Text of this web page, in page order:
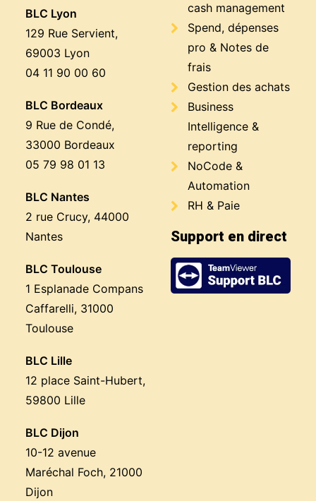
BLC Lyon
129 Rue Servient,
69003 Lyon
04 11 90 00 60
BLC Bordeaux
9 Rue de Condé,
33000 Bordeaux
05 79 98 01 13
BLC Nantes
2 rue Crucy, 44000
Nantes
BLC Toulouse
1 Esplanade Compans
Caffarelli, 31000
Toulouse
BLC Lille
12 place Saint-Hubert,
59800 Lille
BLC Dijon
10-12 avenue
Maréchal Foch, 21000
Dijon
cash management
Spend, dépenses
pro & Notes de
frais
Gestion des achats
Business
Intelligence &
reporting
NoCode &
Automation
RH & Paie
Support en direct